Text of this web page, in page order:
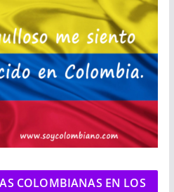
COLOMBIANAS EN LOS